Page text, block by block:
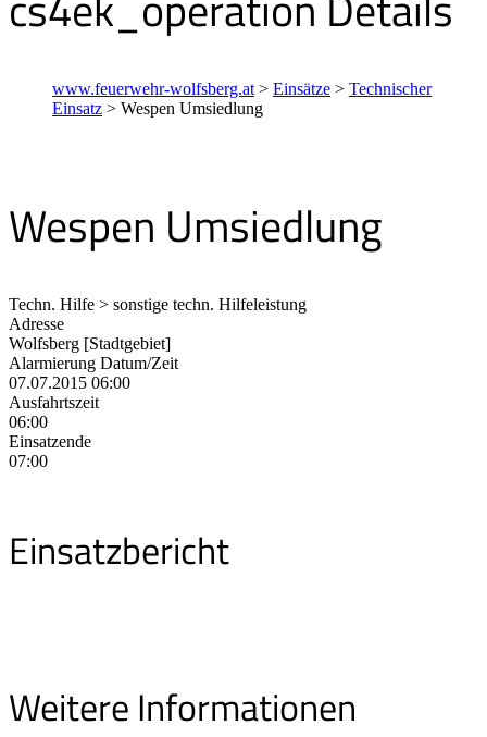
www.feuerwehr-wolfsberg.at > Einsätze > Technischer
Einsatz > Wespen Umsiedlung
Wespen Umsiedlung
Techn. Hilfe > sonstige techn. Hilfeleistung
Adresse
Wolfsberg [Stadtgebiet]
Alarmierung Datum/Zeit
07.07.2015 06:00
Ausfahrtszeit
06:00
Einsatzende
07:00
Einsatzbericht
Weitere Informationen